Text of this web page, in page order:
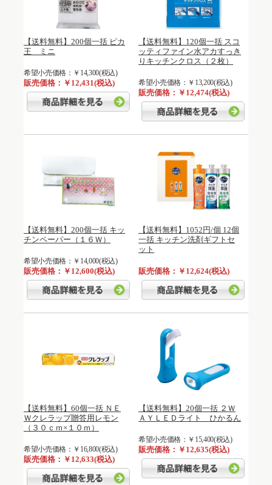
【送料無料】200個一括 ピカ
王 ミニ
希望小売価格：￥14,300(税込)
販売価格：￥12,431(税込)
【送料無料】120個一括 スコ
ッティファイン水アカすっき
りキッチンクロス（２枚）
希望小売価格：￥13,200(税込)
販売価格：￥12,474(税込)
【送料無料】200個一括 キッ
チンペーパー（１６Ｗ）
希望小売価格：￥14,000(税込)
販売価格：￥12,600(税込)
【送料無料】1052円/個 12個
一括 キッチン洗剤ギフトセ
ット
販売価格：￥12,624(税込)
【送料無料】60個一括 ＮＥ
Ｗクレラップ贈答用レモン
（３０ｃｍ×１０ｍ）
希望小売価格：￥16,800(税込)
販売価格：￥12,633(税込)
【送料無料】20個一括 ２Ｗ
ＡＹＬＥＤライト ひかるん
希望小売価格：￥15,400(税込)
販売価格：￥12,635(税込)